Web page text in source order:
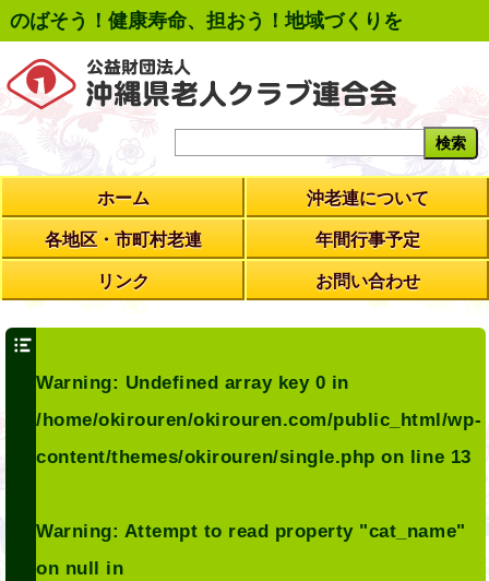
のばそう！健康寿命、担おう！地域づくりを
ホーム 沖老連について
各地区・市町村老連 年間行事予定
リンク お問い合わせ
Warning: Undefined array key 0 in
/home/okirouren/okirouren.com/public_html/wp-
content/themes/okirouren/single.php on line 13
Warning: Attempt to read property "cat_name"
on null in